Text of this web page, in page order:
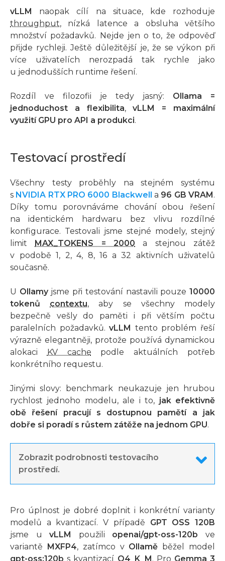
vLLM
naopak cílí na situace, kde rozhoduje
throughput, nízká latence a obsluha většího
množství požadavků. Nejde jen o to, že odpověď
přijde rychleji. Ještě důležitější je, že se výkon při
více uživatelích nerozpadá tak rychle jako
u jednodušších runtime řešení.
Rozdíl ve filozofii je tedy jasný: Ollama =
jednoduchost a flexibilita,vLLM = maximální
využití GPU pro API a produkci.
Testovací prostředí
Všechny testy proběhly na stejném systému
s NVIDIA RTX PRO 6000 Blackwell a 96 GB VRAM .
Díky tomu porovnáváme chování obou řešení
na identickém hardwaru bez vlivu rozdílné
konfigurace. Testovali jsme stejné modely, stejný
limit
MAX_TOKENS = 2000 a stejnou zátěž
v podobě 1, 2, 4, 8, 16 a 32 aktivních uživatelů
současně.
U Ollamyjsme při testování nastavili pouze10000
tokenů contextu, aby se všechny modely
bezpečně vešly do paměti i při větším počtu
paralelních požadavků.vLLM
tento problém řeší
výrazně elegantněji, protože používá dynamickou
alokaci
KV cache podle aktuálních potřeb
konkrétního requestu.
Jinými slovy: benchmark neukazuje jen hrubou
rychlost jednoho modelu, ale i to, jak efektivně
obě řešení pracují s dostupnou pamětí a jak
dobře si poradí s růstem zátěže na jednom GPU.
Zobrazit podrobnosti testovacího
prostředí.
Pro úplnost je dobré doplnit i konkrétní varianty
modelů a kvantizací. V případě GPT OSS 120B
jsme uvLLM použili openai/gpt-oss-120b ve
variantě
MXFP4, zatímco v Ollamě běžel model
gpt-oss:120b s kvantizací Q4_K_M . Pro Gemma 3